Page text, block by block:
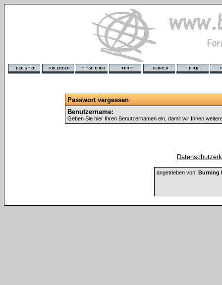
Passwort vergessen
Benutzername:
Geben Sie hier Ihren Benutzernamen ein, damit wir Ihnen
angetrieben von: Burning